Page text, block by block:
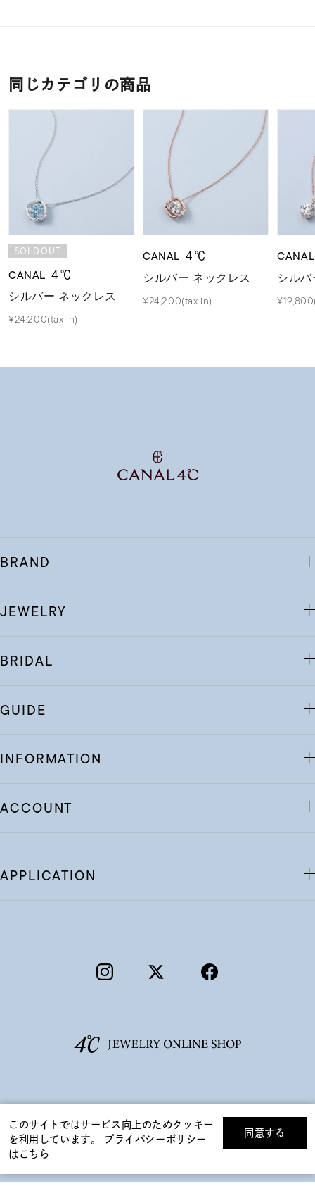
絞り込んで検索する
同じカテゴリの商品
SOLDOUT
CANAL ４℃
シルバー ネックレス
¥24,200(tax in)
CANAL ４℃
シルバー ネックレス
¥24,200(tax in)
シル
BRAND
JEWELRY
BRIDAL
GUIDE
INFORMATION
ACCOUNT
APPLICATION
このサイトではサービス向上のためクッキー
を利用しています。
プライバシーポリシー
はこちら
同意する